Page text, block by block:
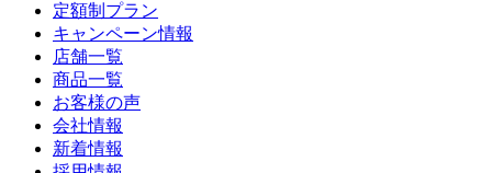
定額制プラン
キャンペーン情報
店舗一覧
商品一覧
お客様の声
会社情報
新着情報